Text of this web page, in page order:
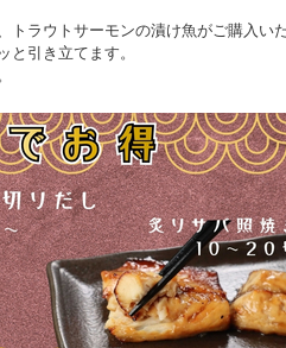
ラウトサーモンの漬け魚がご購入いた
と引き立てます。